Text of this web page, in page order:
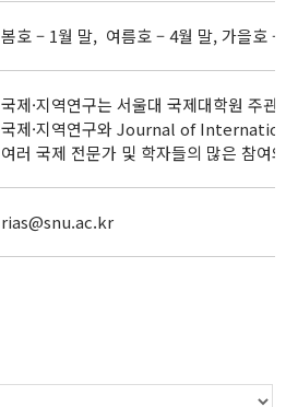
봄호 – 1월 말, 여름호 – 4월 말, 가을호
국제·지역연구는 서울대 국제대학원 주
국제·지역연구와 Journal of
여러 국제 전문가 및 학자들의 많은 참여
rias@snu.ac.kr